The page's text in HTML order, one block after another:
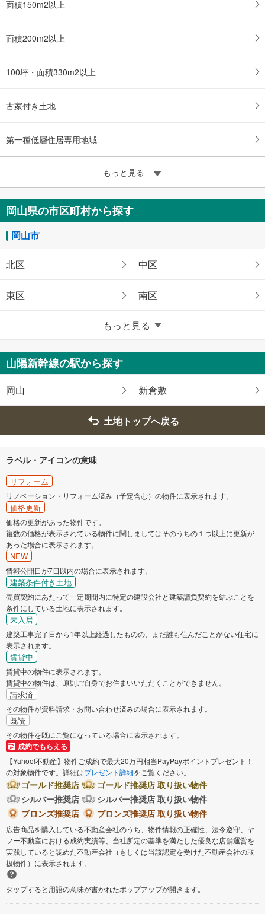
面積150m2以上
面積200m2以上
100坪・面積330m2以上
古家付き土地
第一種低層住居専用地域
もっと見る
岡山県の市区町村から探す
岡山市
北区 中区
東区 南区
岡山県のそのほかの地域
倉敷市 津山市
玉野市 笠岡市
総社市
真庭市
もっと見る
山陽新幹線の駅から探す
岡山 新倉敷
土地トップへ戻る
ラベル・アイコンの意味
リフォーム
リノベーション・リフォーム済み（予定含む）の物件に表示されます。
価格更新
価格の更新があった物件です。
複数の価格が表示されている物件に関しましてはそのうちの１つ以上に更新が
あった場合に表示されます。
NEW
情報公開日が7日以内の場合に表示されます。
建築条件付き土地
売買契約にあたって一定期間内に特定の建設会社と建築請負契約を結ぶことを
条件にしている土地に表示されます。
未入居
建築工事完了日から1年以上経過したものの、まだ誰も住んだことがない住宅に
表示されます。
賃貸中
賃貸中の物件に表示されます。
賃貸中の物件は、原則ご自身でお住まいいただくことができません。
請求済
その物件が資料請求・お問い合わせ済みの場合に表示されます。
既読
その物件を既にご覧になっている場合に表示されます。
成約でもらえる
【Yahoo!不動産】物件ご成約で最大20万円相当PayPayポイントプレゼント！
の対象物件です。詳細はプレゼント詳細をご覧ください。
ゴールド推奨店
ゴールド推奨店 取り扱い物件
シルバー推奨店
シルバー推奨店 取り扱い物件
ブロンズ推奨店
ブロンズ推奨店 取り扱い物件
広告商品を購入している不動産会社のうち、物件情報の正確性、法令遵守、ヤ
フー不動産における成約実績等、当社所定の基準を満たした優良な店舗運営を
実践していると認めた不動産会社（もしくは当該認定を受けた不動産会社の取
扱物件）に表示されます。
タップすると用語の意味が書かれたポップアップが開きます。